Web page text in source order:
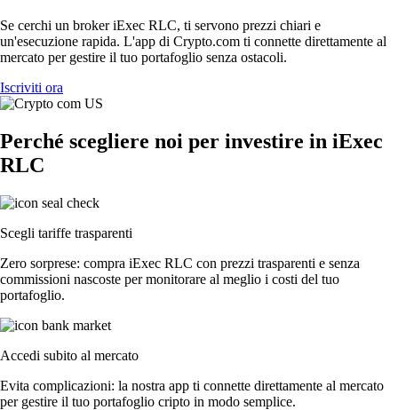
Se cerchi un broker iExec RLC, ti servono prezzi chiari e
un'esecuzione rapida. L'app di Crypto.com ti connette direttamente al
mercato per gestire il tuo portafoglio senza ostacoli.
Iscriviti ora
Perché scegliere noi per investire in iExec
RLC
Scegli tariffe trasparenti
Zero sorprese: compra iExec RLC con prezzi trasparenti e senza
commissioni nascoste per monitorare al meglio i costi del tuo
portafoglio.
Accedi subito al mercato
Evita complicazioni: la nostra app ti connette direttamente al mercato
per gestire il tuo portafoglio cripto in modo semplice.